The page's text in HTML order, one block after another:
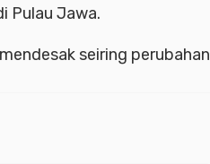
Pulau Jawa.
seiring perubahan